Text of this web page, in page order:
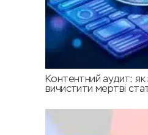
Контентний аудит: як
вичистити мертві